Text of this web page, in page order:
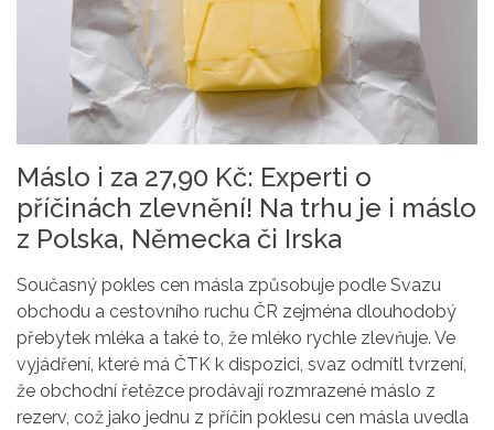
Máslo i za 27,90 Kč: Experti o
příčinách zlevnění! Na trhu je i máslo
z Polska, Německa či Irska
Současný pokles cen másla způsobuje podle Svazu
obchodu a cestovního ruchu ČR zejména dlouhodobý
přebytek mléka a také to, že mléko rychle zlevňuje. Ve
vyjádření, které má ČTK k dispozici, svaz odmítl tvrzení,
že obchodní řetězce prodávají rozmrazené máslo z
rezerv, což jako jednu z příčin poklesu cen másla uvedla